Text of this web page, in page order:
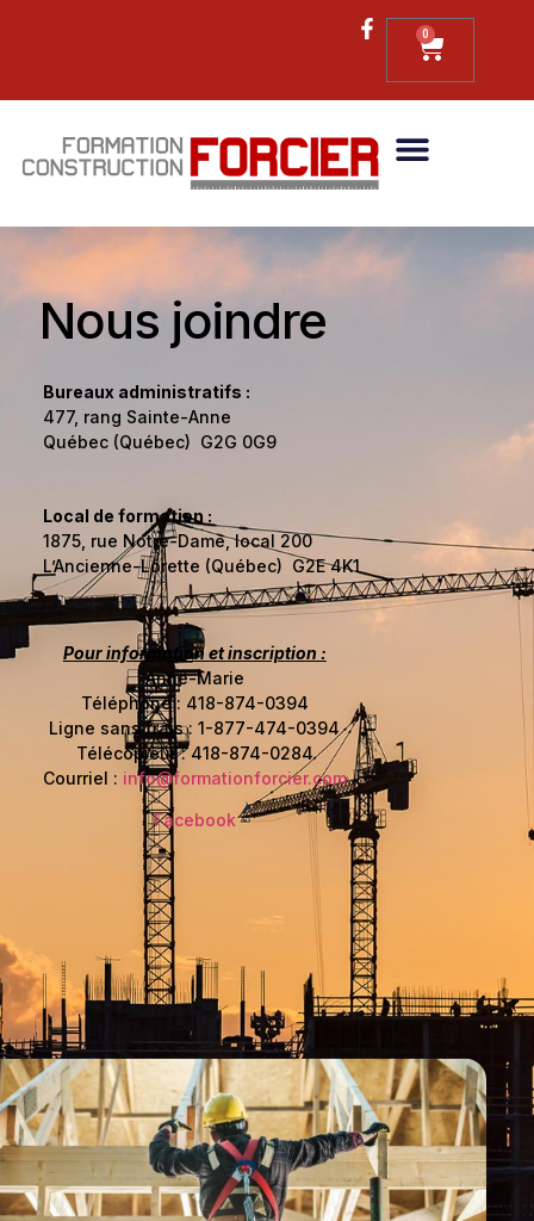
0
Nous joindre
Bureaux administratifs :
477, rang Sainte-Anne
Québec (Québec) G2G 0G9
Local de formation :
1875, rue Notre-Dame, local 200
L’Ancienne-Lorette (Québec) G2E 4K1
Pour information et inscription :
Anne-Marie
Téléphone : 418-874-0394
Ligne sans frais : 1-877-474-0394
Télécopieur : 418-874-0284
Courriel : info@formationforcier.com
Facebook